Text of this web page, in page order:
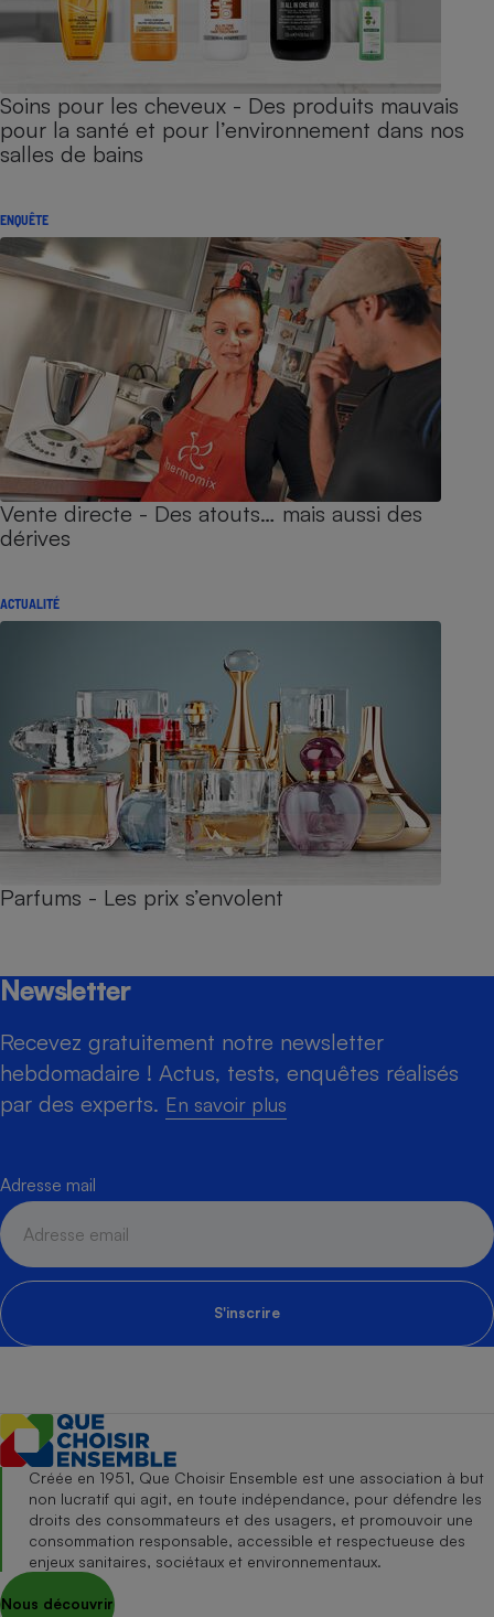
Soins pour les cheveux - Des produits mauvais
pour la santé et pour l’environnement dans nos
salles de bains
ENQUÊTE
Vente directe - Des atouts… mais aussi des
dérives
ACTUALITÉ
Parfums - Les prix s’envolent
Newsletter
Recevez gratuitement notre newsletter
hebdomadaire ! Actus, tests, enquêtes réalisés
par des experts. En savoir plus
Adresse mail
S'inscrire
Créée en 1951, Que Choisir Ensemble est une association à but
non lucratif qui agit, en toute indépendance, pour défendre les
droits des consommateurs et des usagers, et promouvoir une
consommation responsable, accessible et respectueuse des
enjeux sanitaires, sociétaux et environnementaux.
Nous découvrir